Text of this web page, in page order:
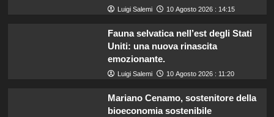
Luigi Salemi 10 Agosto 2026 : 14:15
Fauna selvatica nell’est degli Stati
Uniti: una nuova rinascita
emozionante.
Luigi Salemi 10 Agosto 2026 : 11:20
Mariano Cenamo, sostenitore della
bioeconomia sostenibile